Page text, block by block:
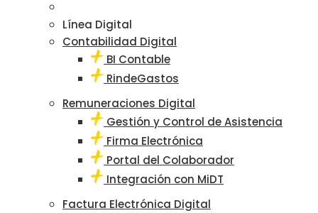
Línea Digital
Contabilidad Digital
BI Contable
RindeGastos
Remuneraciones Digital
Gestión y Control de Asistencia
Firma Electrónica
Portal del Colaborador
Integración con MiDT
Factura Electrónica Digital